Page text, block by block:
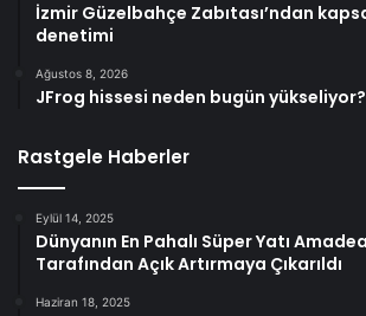
İzmir Güzelbahçe Zabıtası’ndan
denetimi
Ağustos 8, 2026
JFrog hissesi neden bugün yükseliyor?
Rastgele Haberler
Eylül 14, 2025
Dünyanın En Pahalı Süper Yatı
Tarafından Açık Artırmaya Çıkarıldı
Haziran 18, 2025